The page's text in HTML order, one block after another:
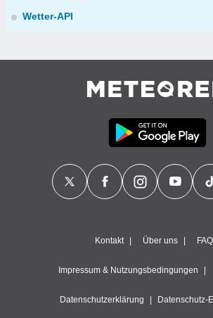
Wetter-API
Kontakt Über uns FAQ
Impressum & Nutzungsbedingungen
Datenschutzerklärung Datenschutz-